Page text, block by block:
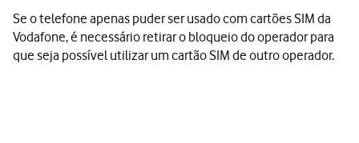
Se o telefone apenas puder ser usado com cartões SIM da
Vodafone, é necessário retirar o bloqueio do operador para
que seja possível utilizar um cartão SIM de outro operador.